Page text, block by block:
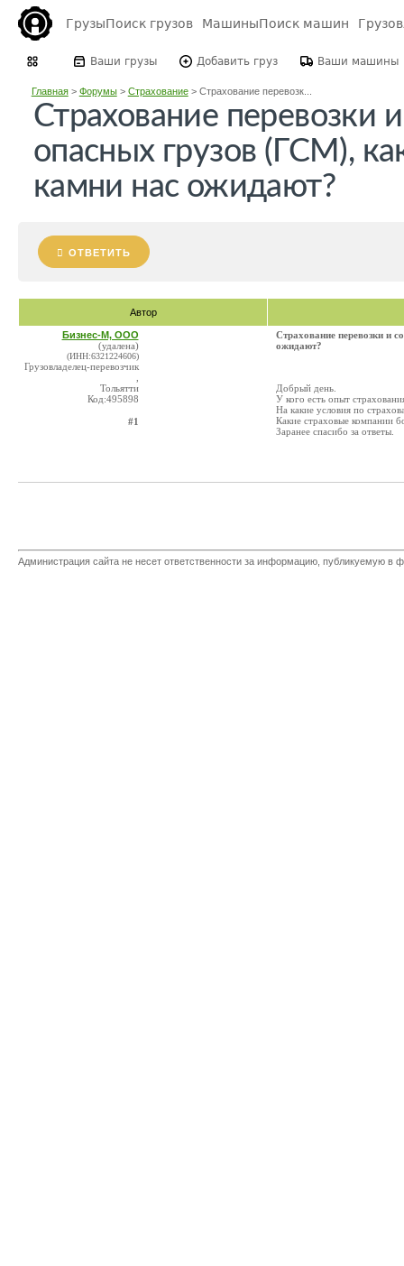
ГрузыПоиск грузов МашиныПоиск машин
Ваши грузы Добавить груз Ваши машины
Главная> Форумы> Страхование> Страхование перевозк...
Страхование перевозки
опасных грузов (ГСМ),
камни нас ожидают?
ОТВЕТИТЬ
Автор
Бизнес-М, ООО
(удалена)
(ИНН:6321224606)
Грузовладелец-перевозчик
Тольятти
Код:495898
#1
Страхование перевозки и
ожидают?
Добрый день.
У кого есть опыт
На какие условия по
Какие страховые компании
Заранее спасибо за ответы.
Администрация сайта не несет ответственности за информацию, публикуемую